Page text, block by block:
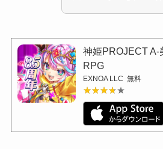
神姫PROJECT A-
RPG
EXNOA LLC 無料
★★★★★
★★★★★